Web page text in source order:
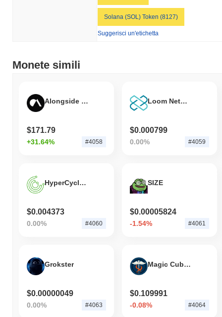
Solana (SOL) Token (8127)
Suggerisci un'etichetta
Monete simili
Alongside Crypto Market Index
$171.79
+31.64% #4058
Loom Network
$0.000799
0.00% #4059
HyperCycle Token
$0.004373
0.00% #4060
SIZE
$0.00005824
-1.54% #4061
Grokster
$0.00000049
0.00% #4063
Magic Cube Finance
$0.109991
-0.08% #4064